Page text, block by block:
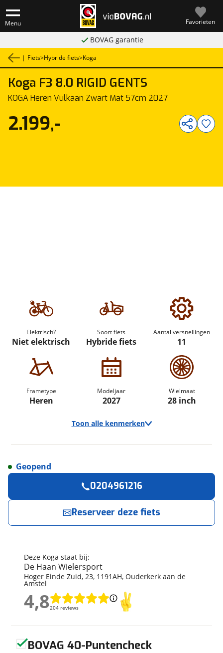
Menu Favorieten
BOVAG garantie
| Fiets>Hybride fiets>Koga
Koga F3 8.0 RIGID GENTS
KOGA Heren Vulkaan Zwart Mat 57cm 2027
Elektrisch?
Niet elektrisch
Soort fiets
Hybride fiets
Aantal versnellingen
11
Frametype
Heren
Modeljaar
2027
Wielmaat
28 inch
Toon alle kenmerken
F3 8.0 RIGID GENTS
Modeljaar
2027
Framehoogte
Wielmaat
28 inch
Nieuw of occasion
Nieuw
Techniek
2.199,-
Deze Koga staat bij:
De Haan Wielersport
Hoger Einde Zuid, 23, 1191AH, Ouderkerk aan de
Amstel
4,8204 reviews
4,8
Geopend
0204961216
Reserveer deze fiets
Reserveernu!
De Haan Wielersport neemt snel contact met je
Naam
E-mailadres
Telefoonnummer (optioneel)
BOVAG 40-Puntencheck